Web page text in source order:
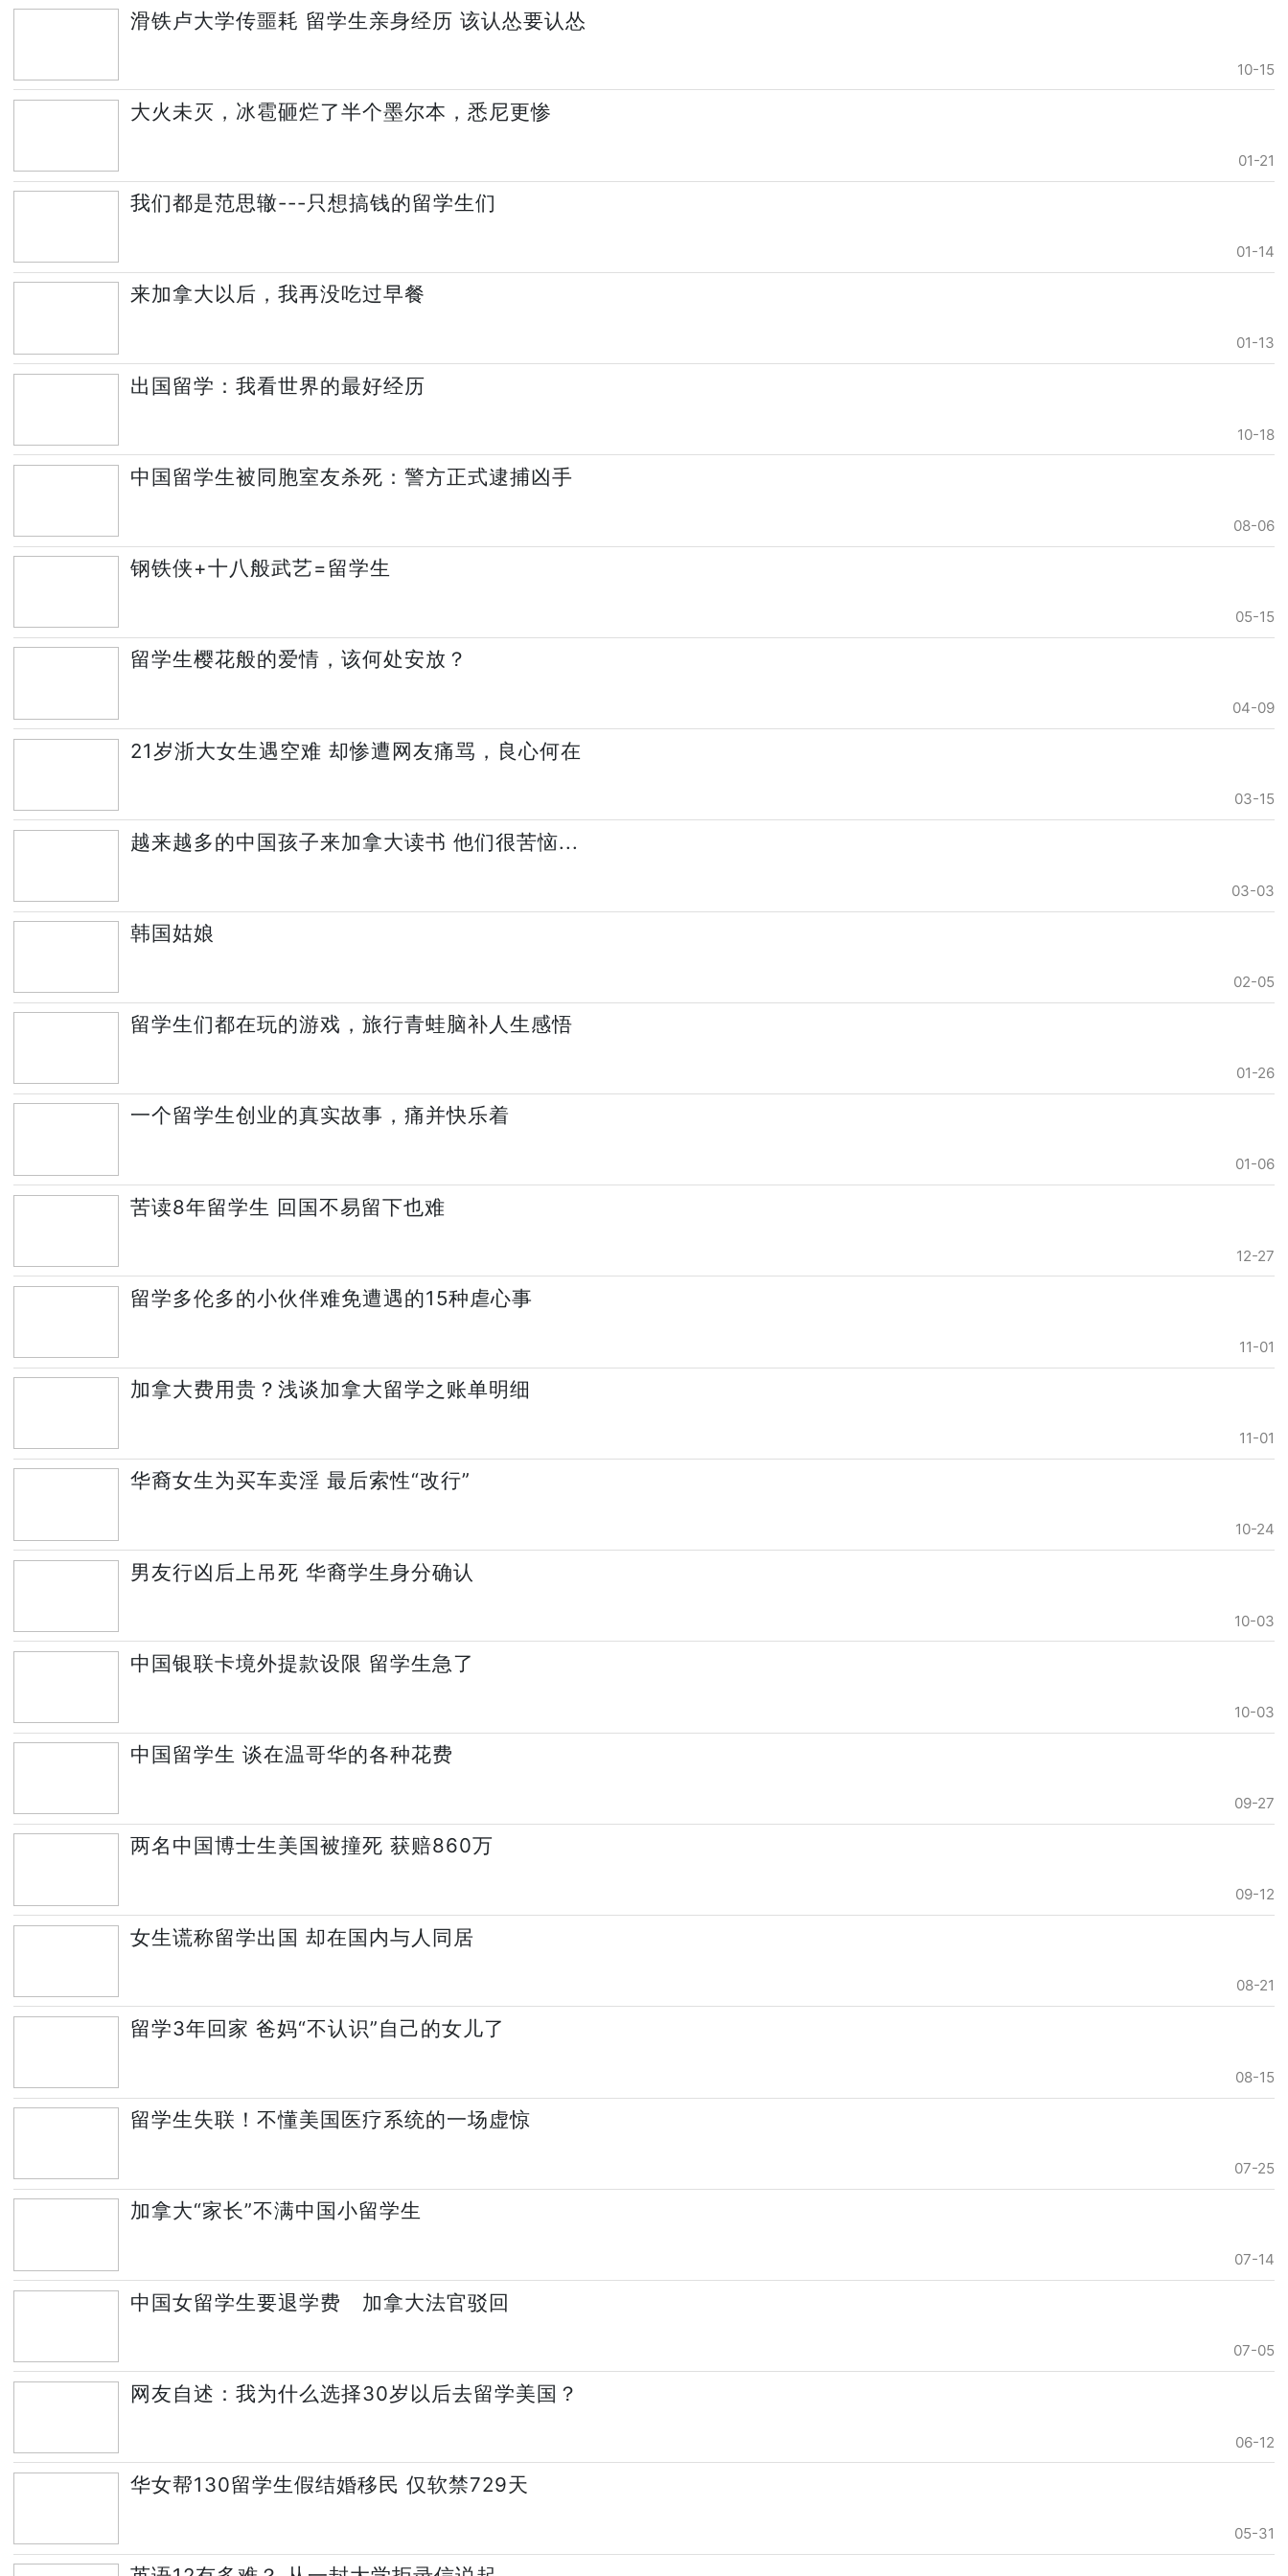
滑铁卢大学传噩耗 留学生亲身经历 该认怂要认怂
10-15
大火未灭，冰雹砸烂了半个墨尔本，悉尼更惨
01-21
我们都是范思辙---只想搞钱的留学生们
01-14
来加拿大以后，我再没吃过早餐
01-13
出国留学：我看世界的最好经历
10-18
中国留学生被同胞室友杀死：警方正式逮捕凶手
08-06
钢铁侠+十八般武艺=留学生
05-15
留学生樱花般的爱情，该何处安放？
04-09
21岁浙大女生遇空难 却惨遭网友痛骂，良心何在
03-15
越来越多的中国孩子来加拿大读书 他们很苦恼...
03-03
韩国姑娘
02-05
留学生们都在玩的游戏，旅行青蛙脑补人生感悟
01-26
一个留学生创业的真实故事，痛并快乐着
01-06
苦读8年留学生 回国不易留下也难
12-27
留学多伦多的小伙伴难免遭遇的15种虐心事
11-01
加拿大费用贵？浅谈加拿大留学之账单明细
11-01
华裔女生为买车卖淫 最后索性“改行”
10-24
男友行凶后上吊死 华裔学生身分确认
10-03
中国银联卡境外提款设限 留学生急了
10-03
中国留学生 谈在温哥华的各种花费
09-27
两名中国博士生美国被撞死 获赔860万
09-12
女生谎称留学出国 却在国内与人同居
08-21
留学3年回家 爸妈“不认识”自己的女儿了
08-15
留学生失联！不懂美国医疗系统的一场虚惊
07-25
加拿大“家长”不满中国小留学生
07-14
中国女留学生要退学费 加拿大法官驳回
07-05
网友自述：我为什么选择30岁以后去留学美国？
06-12
华女帮130留学生假结婚移民 仅软禁729天
05-31